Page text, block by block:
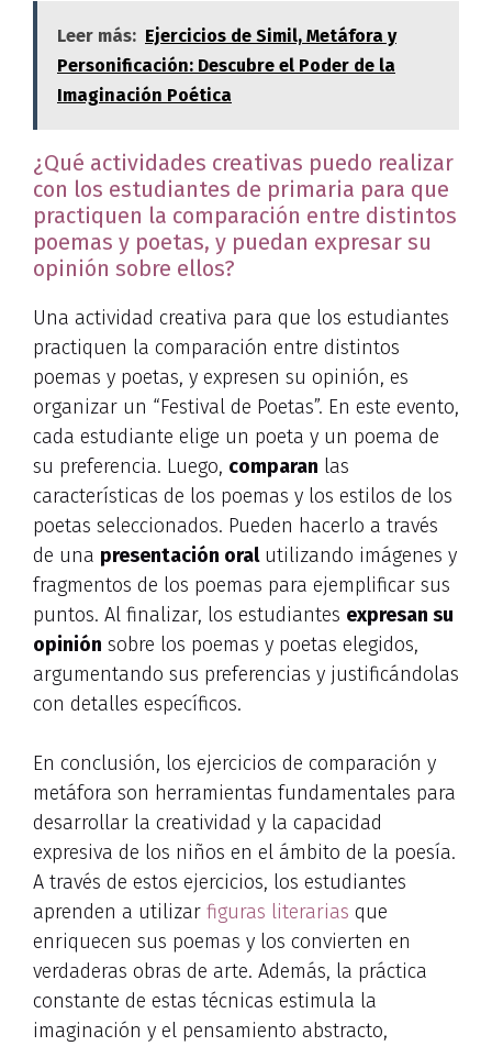
Leer más: Ejercicios de Simil, Metáfora y
Personificación: Descubre el Poder de la
Imaginación Poética
¿Qué actividades creativas puedo realizar
con los estudiantes de primaria para que
practiquen la comparación entre distintos
poemas y poetas, y puedan expresar su
opinión sobre ellos?
Una actividad creativa para que los estudiantes
practiquen la comparación entre distintos
poemas y poetas, y expresen su opinión, es
organizar un “Festival de Poetas”. En este evento,
cada estudiante elige un poeta y un poema de
su preferencia. Luego, comparan las
características de los poemas y los estilos de los
poetas seleccionados. Pueden hacerlo a través
de una presentación oralutilizando imágenes y
fragmentos de los poemas para ejemplificar sus
puntos. Al finalizar, los estudiantes expresan su
opinión sobre los poemas y poetas elegidos,
argumentando sus preferencias y justificándolas
con detalles específicos.
En conclusión, los ejercicios de comparación y
metáfora son herramientas fundamentales para
desarrollar la creatividad y la capacidad
expresiva de los niños en el ámbito de la poesía.
A través de estos ejercicios, los estudiantes
aprenden a utilizar figuras literarias que
enriquecen sus poemas y los convierten en
verdaderas obras de arte. Además, la práctica
constante de estas técnicas estimula la
imaginación y el pensamiento abstracto,